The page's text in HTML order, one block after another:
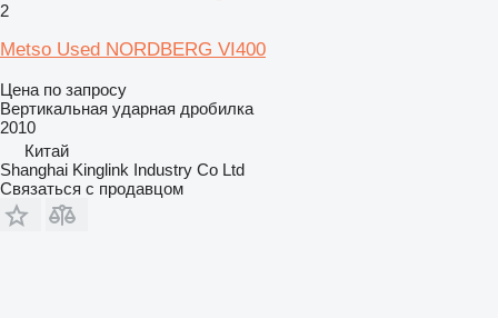
2
Metso Used NORDBERG VI400
Цена по запросу
Вертикальная ударная дробилка
2010
Китай
Shanghai Kinglink Industry Co Ltd
Связаться с продавцом